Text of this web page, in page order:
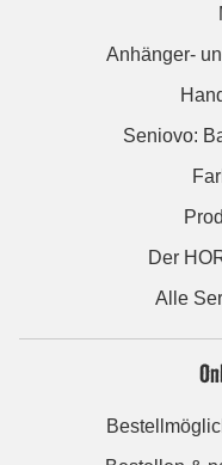
Anhänger-
Seniovo:
Der
Alle